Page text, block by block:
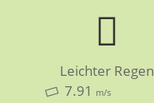
Leichter Regen
7.91 m/s